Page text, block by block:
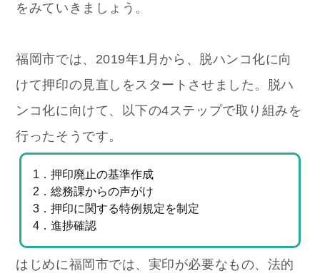
をみていきましょう。
福岡市では、2019年1月から、脱ハンコ化に向
けて押印の見直しをスタートさせました。脱ハ
ンコ化に向けて、以下の4ステップで取り組みを
行ったそうです。
1．押印廃止の基準作成
2．総務課からの声がけ
3．押印に関する特例規定を制定
4．進捗確認
はじめに福岡市では、実印が必要なもの、法的